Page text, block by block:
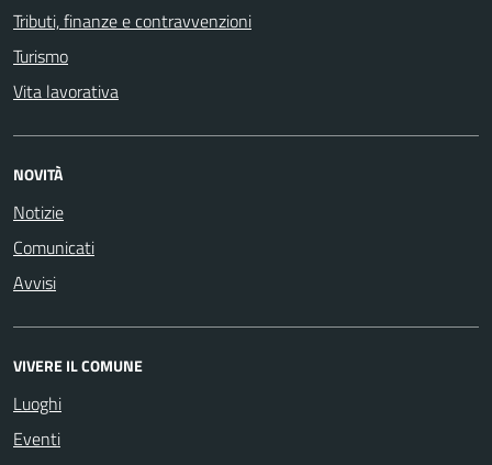
Tributi, finanze e contravvenzioni
Turismo
Vita lavorativa
NOVITÀ
Notizie
Comunicati
Avvisi
VIVERE IL COMUNE
Luoghi
Eventi